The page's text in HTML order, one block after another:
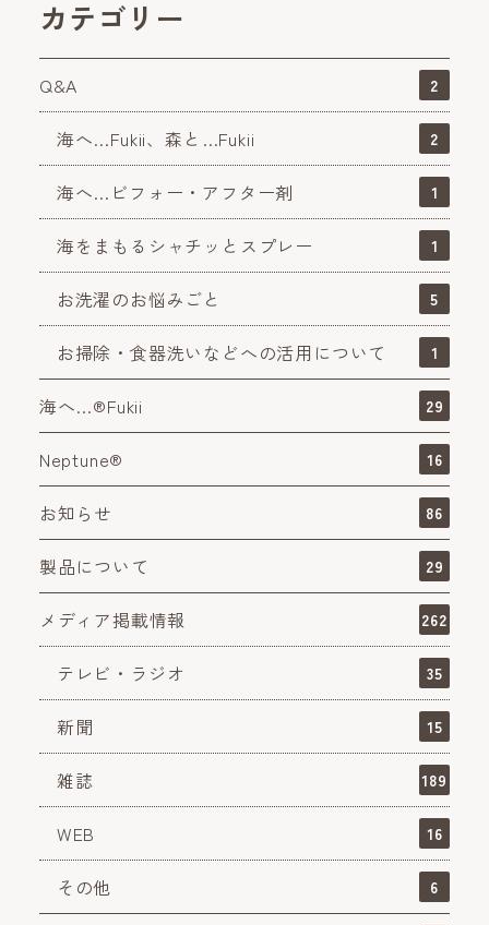
カテゴリー
Q&A 2
海へ…Fukii、森と…Fukii 2
海へ…ビフォー・アフター剤 1
海をまもるシャチッとスプレー 1
お洗濯のお悩みごと 5
お掃除・食器洗いなどへの活用について 1
海へ…®Fukii 29
Neptune® 16
お知らせ 86
製品について 29
メディア掲載情報 262
テレビ・ラジオ 35
新聞 15
雑誌 189
WEB 16
その他 6